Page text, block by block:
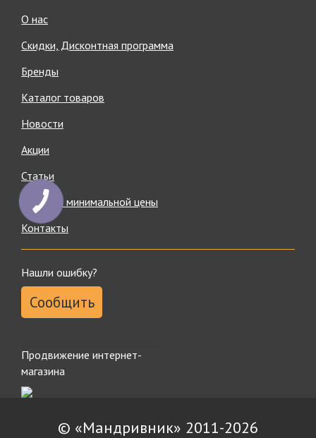
О нас
Скидки, Дисконтная программа
Бренды
Каталог товаров
Новости
Акции
Статьи
Гарантия минимальной цены
Контакты
Нашли ошибку?
Сообщить
Продвижение интернет-
магазина
© «Мандривник» 2011-2026